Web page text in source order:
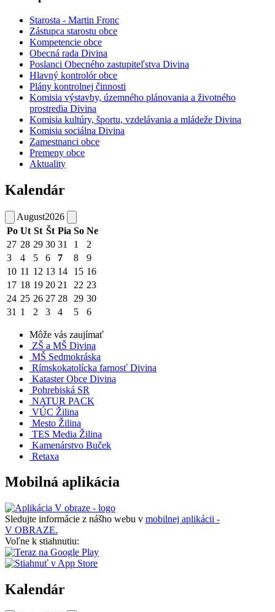
Starosta - Martin Fronc
Zástupca starostu obce
Kompetencie obce
Obecná rada Divina
Poslanci Obecného zastupiteľstva Divina
Hlavný kontrolór obce
Plány kontrolnej činnosti
Komisia výstavby, územného plánovania a životného
prostredia Divina
Komisia kultúry, športu, vzdelávania a mládeže Divina
Komisia sociálna Divina
Zamestnanci obce
Premeny obce
Aktuality
Kalendár
August2026
Po Ut St Št Pia So Ne
27 28 29 30 31 1
2
3
4 5 6 7 8
9
10 11 12 13 14 15 16
17 18 19 20 21 22 23
24 25 26 27 28 29 30
31 1 2 3 4 5 6
Môže vás zaujímať
ZŠ a MŠ Divina
MŠ Sedmokráska
Rímskokatolícka farnosť Divina
Kataster Obce Divina
Pohrebiská SR
NATUR PACK
VÚC Žilina
Mesto Žilina
TES Media Žilina
Kamenárstvo Buček
Retaxa
Mobilná aplikácia
Sledujte informácie z nášho webu v mobilnej aplikácii -
V OBRAZE.
Voľne k stiahnutiu:
Kalendár